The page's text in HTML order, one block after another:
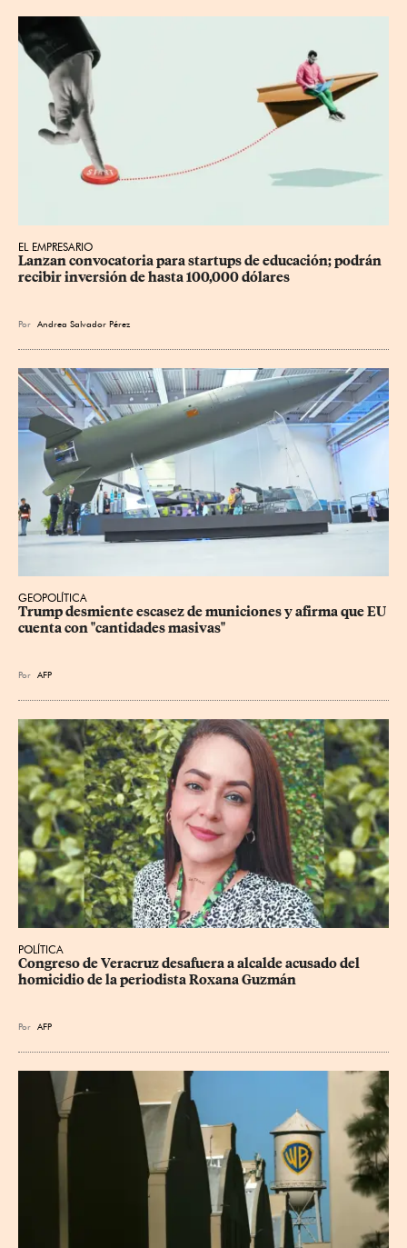
EL EMPRESARIO
Lanzan convocatoria para startups de educación; podrán
recibir inversión de hasta 100,000 dólares
Por Andrea Salvador Pérez
GEOPOLÍTICA
Trump desmiente escasez de municiones y afirma que EU
cuenta con "cantidades masivas"
Por AFP
POLÍTICA
Congreso de Veracruz desafuera a alcalde acusado del
homicidio de la periodista Roxana Guzmán
Por AFP